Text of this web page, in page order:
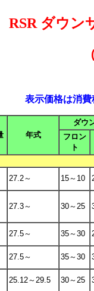
RSR ダウン
表示価格は消
年式
ダウ
フロン
ト
27.2～ 15～10
27.3～ 30～25
27.5～ 35～30
27.5～ 35～30
25.12～29.5 30～25